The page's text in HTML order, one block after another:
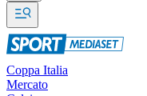
Coppa Italia
Mercato